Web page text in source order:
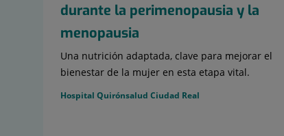
durante la perimenopausia y la
menopausia
Una nutrición adaptada, clave para mejorar el
bienestar de la mujer en esta etapa vital.
Hospital Quirónsalud Ciudad Real